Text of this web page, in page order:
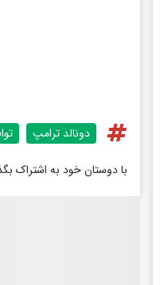
دونالد ترامپ
با دوستان خود به اشتراک